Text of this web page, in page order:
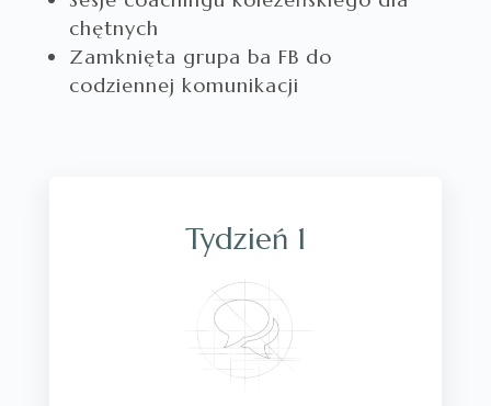
chętnych
Zamknięta grupa ba FB do
codziennej komunikacji
Tydzień 1